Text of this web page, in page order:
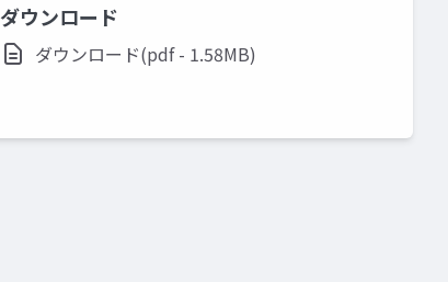
ダウンロード
ダウンロード(pdf - 1.58MB)